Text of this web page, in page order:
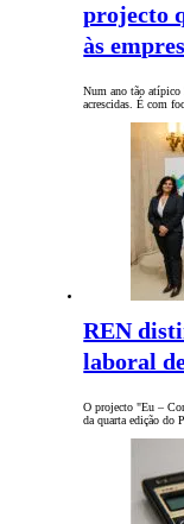
projecto
às
Num ano tão atípico
acrescidas. É com
REN
laboral
O projecto "Eu –
da quarta edição